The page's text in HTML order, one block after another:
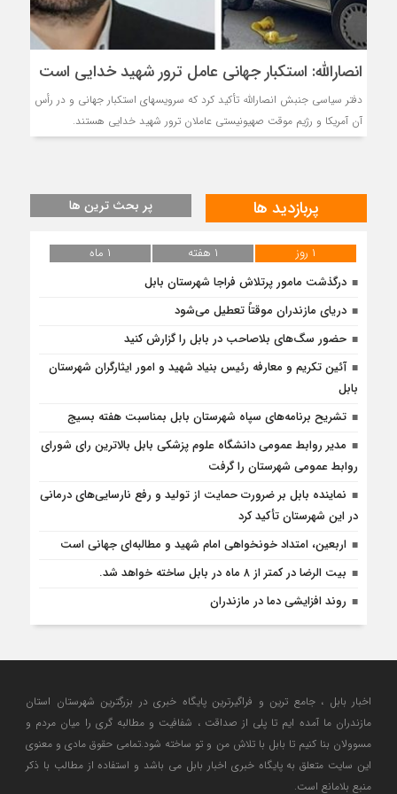
انصارالله: استکبار جهانی عامل ترور شهید خدایی است
دفتر سیاسی جنبش انصارالله تأکید کرد که سرویسهای استکبار جهانی و در رأس
آن آمریکا و رژیم موقت صهیونیستی عاملان ترور شهید خدایی هستند.
پربازدید ها پر بحث ترین ها
۱ روز ۱ هفته
۱ ماه
درگذشت مامور پرتلاش فراجا شهرستان بابل
دریای مازندران موقتاً تعطیل می‌شود
حضور سگ‌های بلاصاحب در بابل را ‌گزارش کنید
آئین تکریم و معارفه رئیس بنیاد شهید و امور ایثارگران شهرستان
بابل
تشریح برنامه‌های سپاه شهرستان بابل بمناسبت هفته بسیج
مدیر روابط عمومی دانشگاه علوم پزشکی بابل بالاترین رای شورای
روابط عمومی شهرستان را گرفت
نماینده بابل بر ضرورت حمایت از تولید و رفع نارسایی‌های درمانی
در این شهرستان تأکید کرد
اربعین، امتداد خونخواهی امام شهید و مطالبه‌ای جهانی است
بیت الرضا در کمتر از ۸ ماه در بابل ساخته خواهد شد.
روند افزایشی دما در مازندران
اخبار بابل ، جامع ترین و فراگیرترین پایگاه خبری در بزرگترین شهرستان استان
مازندران ما آمده ایم تا پلی از صداقت ، شفافیت و مطالبه گری را میان مردم و
مسوولان بنا کنیم تا بابل با تلاش من و تو ساخته شود.تمامی حقوق مادی و معنوی
این سایت متعلق به پایگاه خبری اخبار بابل می باشد و استفاده از مطالب با ذکر
منبع بلامانع است.